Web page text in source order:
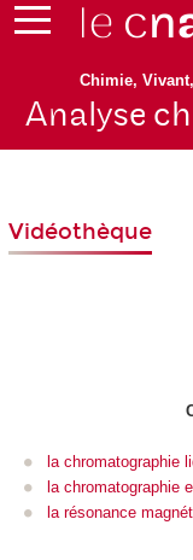
Chimie,
Analyse
Vidéothèque
la chromatographie
la chromatographie
la résonance